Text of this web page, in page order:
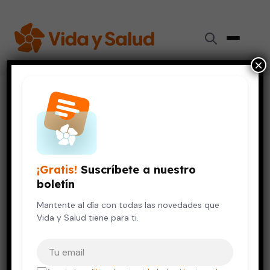
Videos de Salud
¿Qué tiene que ver la tiroides con el peso?
SALUD DE LA MUJER
¿Qué tiene que ver la tiroides
con el peso?
25 de junio, 2019
¡Gratis! Suscríbete a nuestro
boletín
Mantente al día con todas las novedades que
Vida y Salud tiene para ti.
×